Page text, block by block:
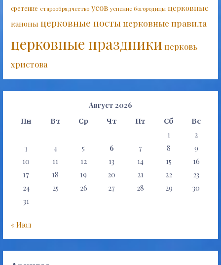
сретение старообрядчество усов успение богородицы церковные
каноны церковные постыцерковные правила
церковные праздникицерковь
христова
Август 2026
Пн Вт Ср Чт Пт Сб Вс
1
2
3
4 5 6 7 8
9
10
11 12 13 14 15
16
17
18 19 20 21 22
23
24
25 26 27 28 29
30
31
« Июл